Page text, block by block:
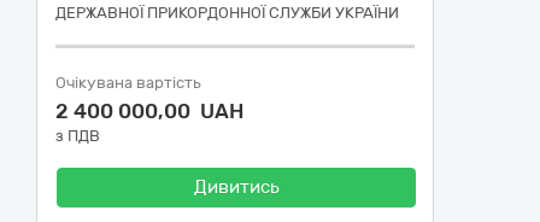
ДЕРЖАВНОЇ ПРИКОРДОННОЇ СЛУЖБИ УКРАЇНИ
Очікувана вартість
2 400 000,00 UAH
з ПДВ
Дивитись